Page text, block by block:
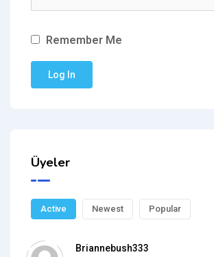
Remember Me
Üyeler
Active Newest Popular
Briannebush333